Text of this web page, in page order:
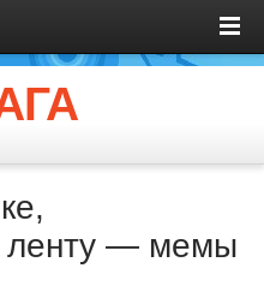
ленту — мемы